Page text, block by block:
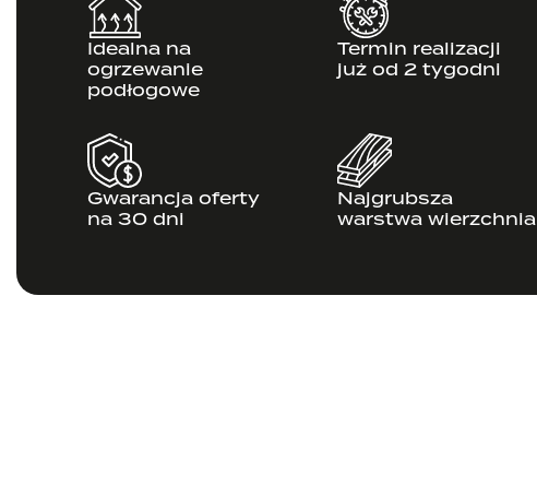
Idealna na
ogrzewanie
podłogowe
Termin realizacji
już od 2 tygodni
Gwarancja oferty
na 30 dni
Najgrubsza
warstwa wierzchnia